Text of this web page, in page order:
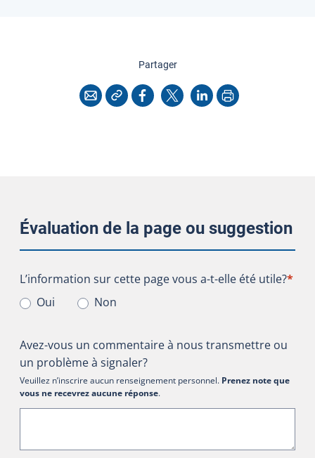
Partagercette page
CourrielCopier l'adresse
Facebook
X LinkedInImprimer
Évaluation de la page ou suggestion
L’information sur cette page vous a-t-elle été utile?
L’information sur cette page vous a-t-elle été utile?*
Oui
Non
Avez-vous un commentaire à nous transmettre ou
un problème à signaler?
Veuillez n’inscrire aucun renseignement personnel. Prenez note que
vous ne recevrez aucune réponse.